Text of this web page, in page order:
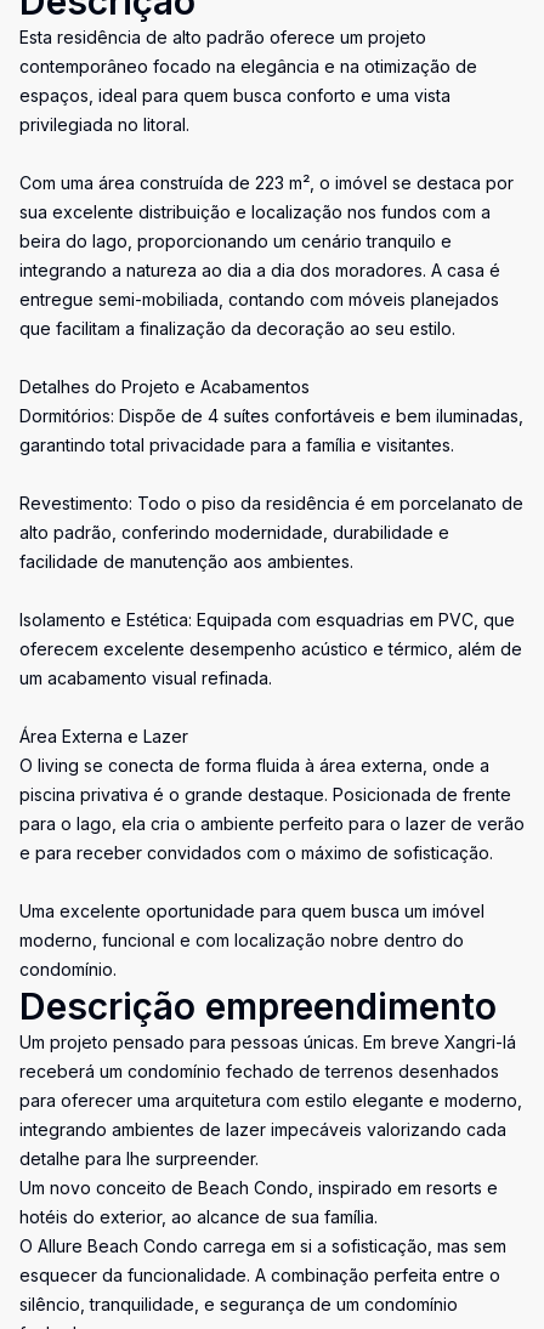
Esta residência de alto padrão oferece um projeto
contemporâneo focado na elegância e na otimização de
espaços, ideal para quem busca conforto e uma vista
privilegiada no litoral.
Com uma área construída de 223 m², o imóvel se destaca por
sua excelente distribuição e localização nos fundos com a
beira do lago, proporcionando um cenário tranquilo e
integrando a natureza ao dia a dia dos moradores. A casa é
entregue semi-mobiliada, contando com móveis planejados
que facilitam a finalização da decoração ao seu estilo.
Detalhes do Projeto e Acabamentos
Dormitórios: Dispõe de 4 suítes confortáveis e bem iluminadas,
garantindo total privacidade para a família e visitantes.
Revestimento: Todo o piso da residência é em porcelanato de
alto padrão, conferindo modernidade, durabilidade e
facilidade de manutenção aos ambientes.
Isolamento e Estética: Equipada com esquadrias em PVC, que
oferecem excelente desempenho acústico e térmico, além de
um acabamento visual refinada.
Área Externa e Lazer
O living se conecta de forma fluida à área externa, onde a
piscina privativa é o grande destaque. Posicionada de frente
para o lago, ela cria o ambiente perfeito para o lazer de verão
e para receber convidados com o máximo de sofisticação.
Uma excelente oportunidade para quem busca um imóvel
moderno, funcional e com localização nobre dentro do
condomínio.
Descrição empreendimento
Um projeto pensado para pessoas únicas. Em breve Xangri-lá
receberá um condomínio fechado de terrenos desenhados
para oferecer uma arquitetura com estilo elegante e moderno,
integrando ambientes de lazer impecáveis valorizando cada
detalhe para lhe surpreender.
Um novo conceito de Beach Condo, inspirado em resorts e
hotéis do exterior, ao alcance de sua família.
O Allure Beach Condo carrega em si a sofisticação, mas sem
esquecer da funcionalidade. A combinação perfeita entre o
silêncio, tranquilidade, e segurança de um condomínio